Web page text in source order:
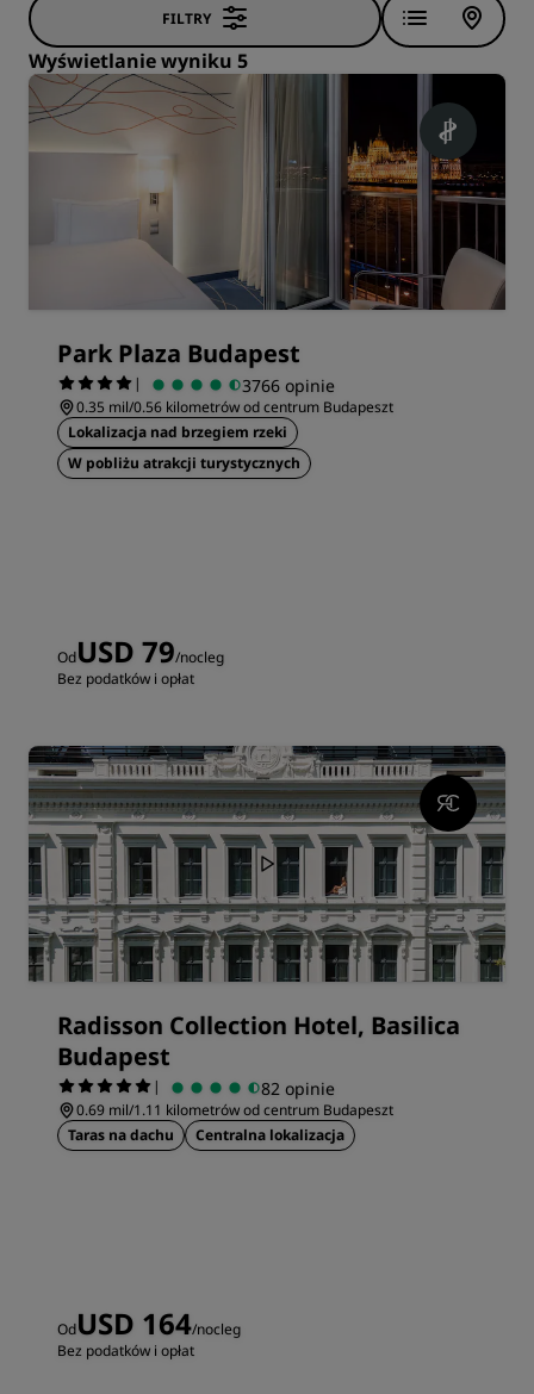
FILTRY
Wyświetlanie wyniku 5
Park Plaza Budapest
| 3766 opinie
0.35 mil/0.56 kilometrów od centrum Budapeszt
Lokalizacja nad brzegiem rzeki
W pobliżu atrakcji turystycznych
OdUSD 79/nocleg
Bez podatków i opłat
Radisson Collection Hotel, Basilica
Budapest
| 82 opinie
0.69 mil/1.11 kilometrów od centrum Budapeszt
Taras na dachu
Centralna lokalizacja
OdUSD 164/nocleg
Bez podatków i opłat